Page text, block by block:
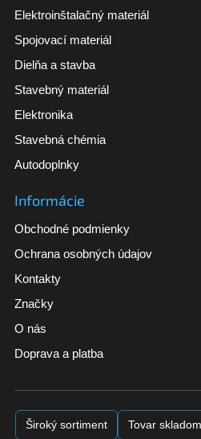
Elektroinštalačný materiál
Spojovací materiál
Dielňa a stavba
Stavebný materiál
Elektronika
Stavebná chémia
Autodoplnky
Informácie
Obchodné podmienky
Ochrana osobných údajov
Kontakty
Značky
O nás
Doprava a platba
Široký sortiment Tovar